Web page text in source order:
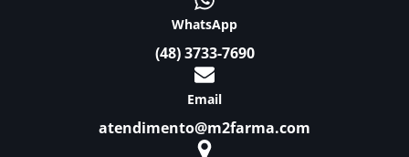
WhatsApp
(48) 3733-7690
Email
atendimento@m2farma.com